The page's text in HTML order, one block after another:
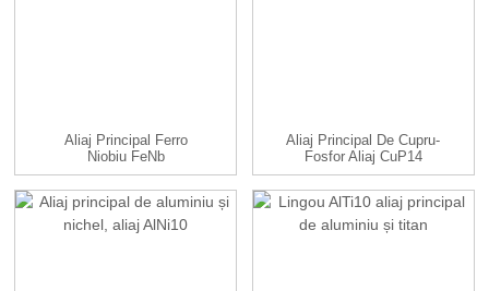
Aliaj Principal Ferro
Niobiu FeNb
Aliaj Principal De Cupru-
Fosfor Aliaj CuP14